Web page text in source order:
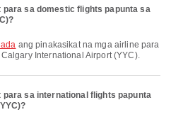
sa domestic flights papunta sa
ang pinakasikat na mga airline para
International Airport (YYC).
sa international flights papunta